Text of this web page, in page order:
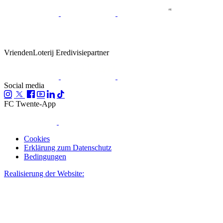
VriendenLoterij Eredivisiepartner
Social media
FC Twente-App
Cookies
Erklärung zum Datenschutz
Bedingungen
Realisierung der Website: